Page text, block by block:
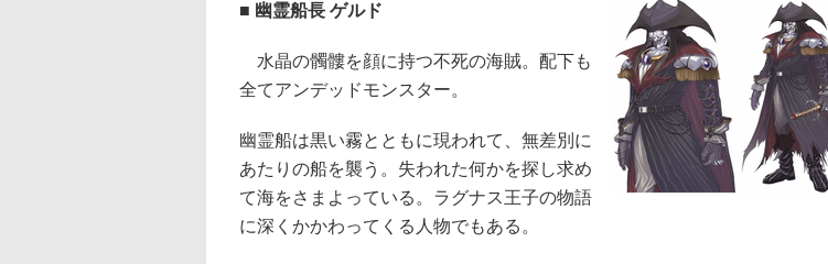
■ 幽霊船長 ゲルド
水晶の髑髏を顔に持つ不死の海賊。配下も
全てアンデッドモンスター。
幽霊船は黒い霧とともに現われて、無差別に
あたりの船を襲う。失われた何かを探し求め
て海をさまよっている。ラグナス王子の物語
に深くかかわってくる人物でもある。